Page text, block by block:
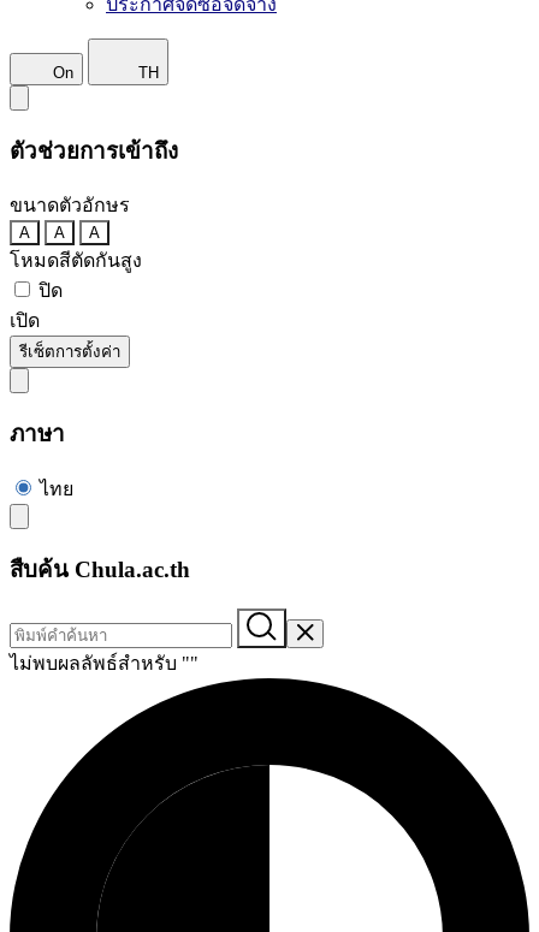
ประกาศจัดซื้อจัดจ้าง
On TH
ตัวช่วยการเข้าถึง
ขนาดตัวอักษร
A A A
โหมดสีตัดกันสูง
ปิด
เปิด
รีเซ็ตการตั้งค่า
ภาษา
ไทย
สืบค้น Chula.ac.th
ไม่พบผลลัพธ์สำหรับ ""